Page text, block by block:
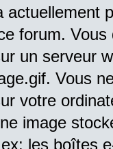
actuellement
forum.
un serveur
Vous
votre
image
les boîtes